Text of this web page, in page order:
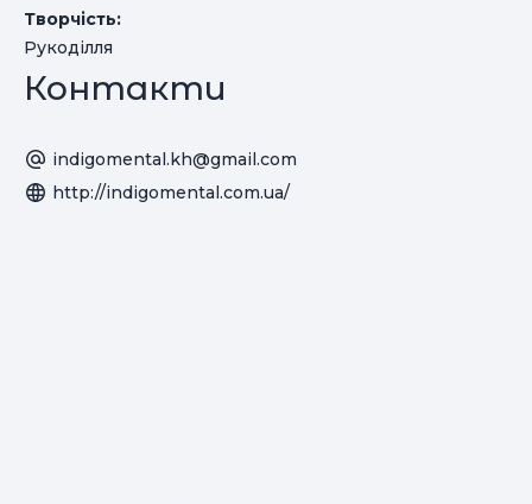
Творчість:
Рукоділля
Контакти
indigomental.kh@gmail.com
http://indigomental.com.ua/